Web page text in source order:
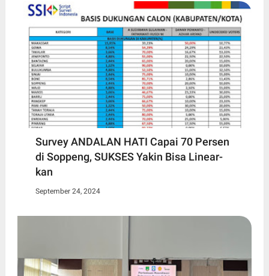
Survey ANDALAN HATI Capai 70 Persen
di Soppeng, SUKSES Yakin Bisa Linear-
kan
September 24, 2024